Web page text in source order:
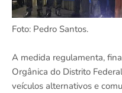
Foto: Pedro Santos.
A medida regulamenta,
Orgânica do Distrito
veículos alternativos e